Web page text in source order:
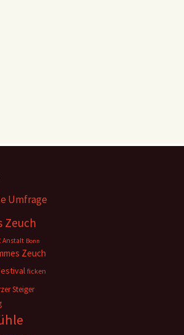
Umfrage
Zeuch
Anstalt Bonn
Zeuch
ficken
Steiger